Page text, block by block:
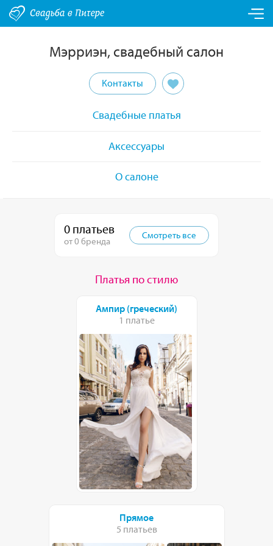
Мэрриэн, свадебный салон
Контакты
Свадебные платья
Аксессуары
О салоне
0 платьев
от 0 бренда
Смотреть все
Платья по стилю
Ампир (греческий)
1 платье
Прямое
5 платьев